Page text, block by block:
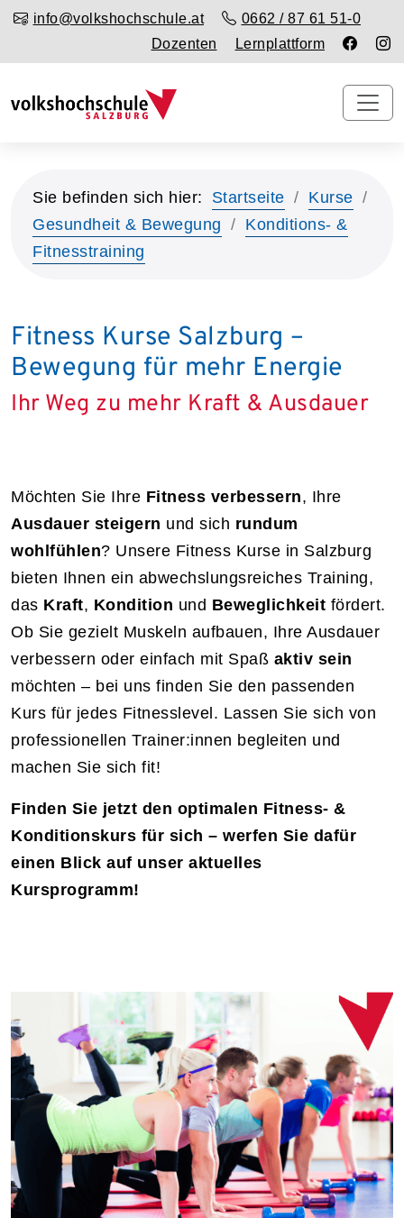
info@volkshochschule.at
0662 / 87 61 51-0
Dozenten
Lernplattform
Sie befinden sich hier: Startseite
Kurse
Gesundheit & Bewegung
Konditions- &
Fitnesstraining
Fitness Kurse Salzburg –
Bewegung für mehr Energie
Ihr Weg zu mehr Kraft & Ausdauer
Möchten Sie Ihre Fitness verbessern, Ihre
Ausdauer steigern und sich rundum
wohlfühlen? Unsere Fitness Kurse in Salzburg
bieten Ihnen ein abwechslungsreiches Training,
das Kraft, Kondition und Beweglichkeit fördert.
Ob Sie gezielt Muskeln aufbauen, Ihre Ausdauer
verbessern oder einfach mit Spaß aktiv sein
möchten – bei uns finden Sie den passenden
Kurs für jedes Fitnesslevel. Lassen Sie sich von
professionellen Trainer:innen begleiten und
machen Sie sich fit!
Finden Sie jetzt den optimalen Fitness- &
Konditionskurs für sich – werfen Sie dafür
einen Blick auf unser aktuelles
Kursprogramm!